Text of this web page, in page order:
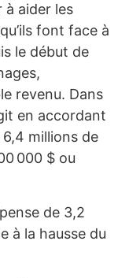
aider les
font face à
le début de
revenu. Dans
en accordant
millions de
000 $ ou
de 3,2
à la hausse du